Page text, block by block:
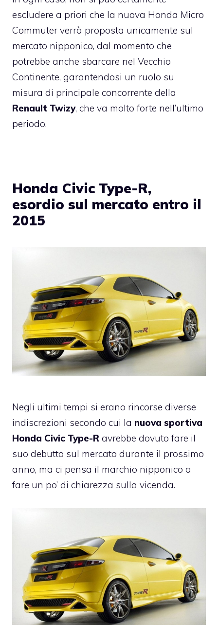
escludere a priori che la nuova Honda Micro
Commuter verrà proposta unicamente sul
mercato nipponico, dal momento che
potrebbe anche sbarcare nel Vecchio
Continente, garantendosi un ruolo su
misura di principale concorrente della
Renault Twizy, che va molto forte nell’ultimo
periodo.
Honda Civic Type-R,
esordio sul mercato entro il
2015
Negli ultimi tempi si erano rincorse diverse
indiscrezioni secondo cui la nuova sportiva
Honda Civic Type-R avrebbe dovuto fare il
suo debutto sul mercato durante il prossimo
anno, ma ci pensa il marchio nipponico a
fare un po’ di chiarezza sulla vicenda.